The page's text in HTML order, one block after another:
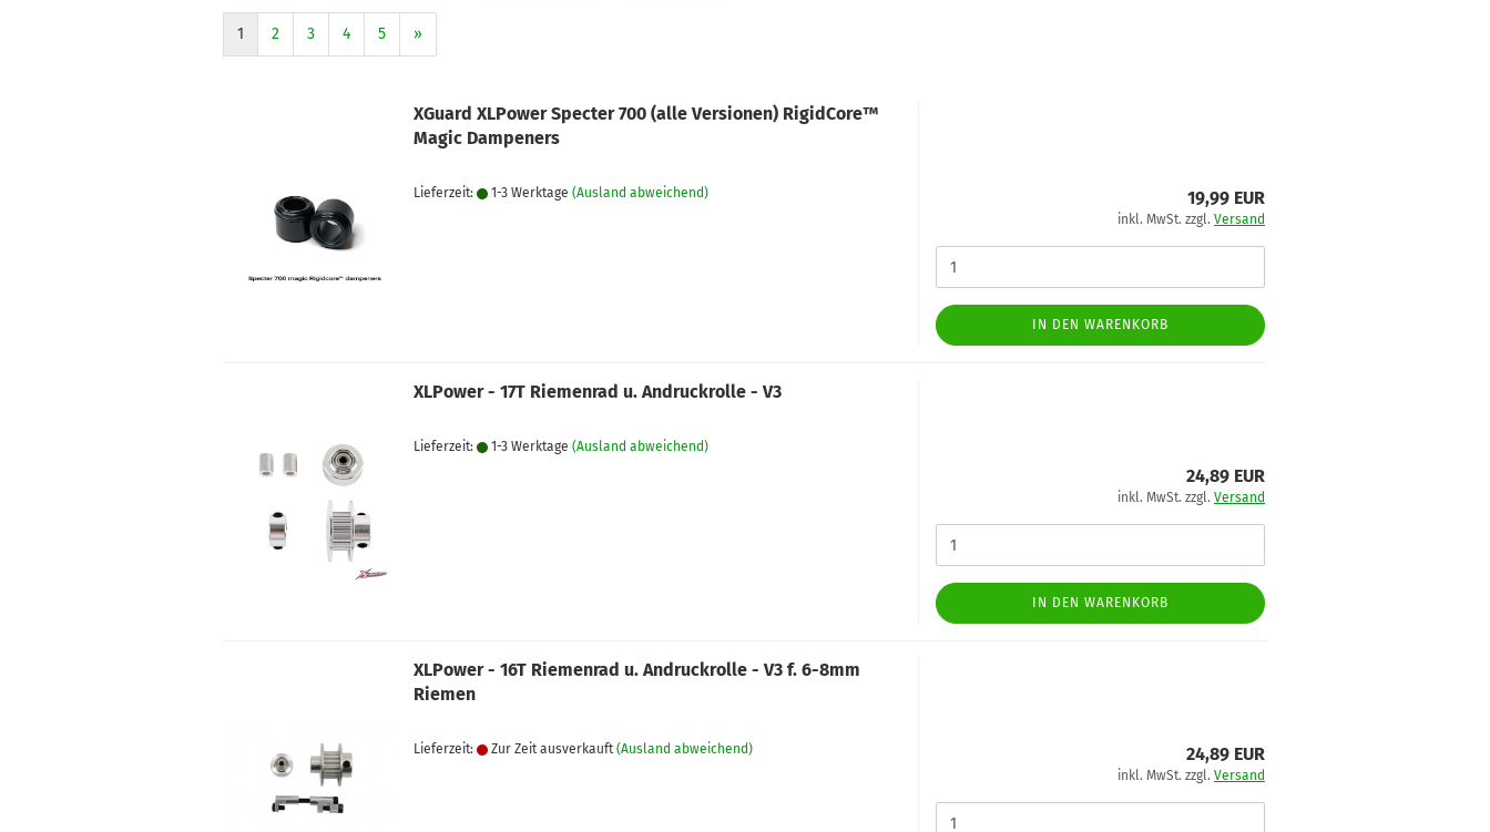
1 2 3 4 5 »
XGuard XLPower Specter 700 (alle Versionen) RigidCore™
Magic Dampeners
Lieferzeit: 1-3 Werktage (Ausland abweichend) 19,99 EUR
inkl. MwSt. zzgl. Versand
IN DEN WARENKORB
XLPower - 17T Riemenrad u. Andruckrolle - V3
Lieferzeit: 1-3 Werktage (Ausland abweichend)
24,89 EUR
inkl. MwSt. zzgl. Versand
IN DEN WARENKORB
XLPower - 16T Riemenrad u. Andruckrolle - V3 f. 6-8mm
Riemen
Lieferzeit: Zur Zeit ausverkauft (Ausland abweichend) 24,89 EUR
inkl. MwSt. zzgl. Versand